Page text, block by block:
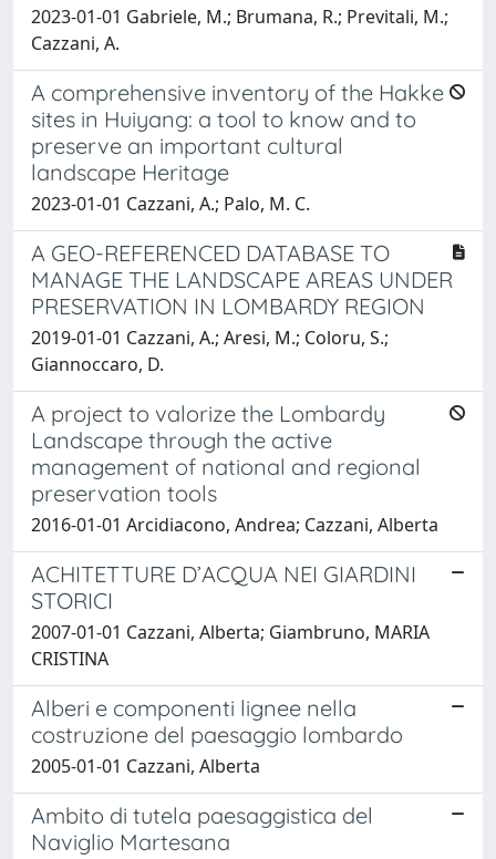
2023-01-01 Gabriele, M.; Brumana, R.; Previtali, M.;
Cazzani, A.
A comprehensive inventory of the Hakke
sites in Huiyang: a tool to know and to
preserve an important cultural
landscape Heritage
2023-01-01 Cazzani, A.; Palo, M. C.
A GEO-REFERENCED DATABASE TO
MANAGE THE LANDSCAPE AREAS UNDER
PRESERVATION IN LOMBARDY REGION
2019-01-01 Cazzani, A.; Aresi, M.; Coloru, S.;
Giannoccaro, D.
A project to valorize the Lombardy
Landscape through the active
management of national and regional
preservation tools
2016-01-01 Arcidiacono, Andrea; Cazzani, Alberta
ACHITETTURE D’ACQUA NEI GIARDINI
STORICI
2007-01-01 Cazzani, Alberta; Giambruno, MARIA
CRISTINA
Alberi e componenti lignee nella
costruzione del paesaggio lombardo
2005-01-01 Cazzani, Alberta
Ambito di tutela paesaggistica del
Naviglio Martesana